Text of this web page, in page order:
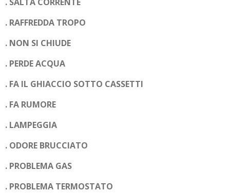
. RAFFREDDA TROPO
. NON SI CHIUDE
. PERDE ACQUA
. FA IL GHIACCIO SOTTO CASSETTI
. FA RUMORE
. LAMPEGGIA
. ODORE BRUCCIATO
. PROBLEMA GAS
. PROBLEMA TERMOSTATO